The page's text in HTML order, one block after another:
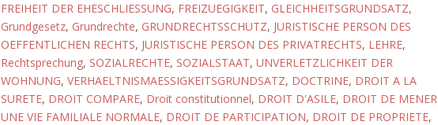
FREIHEIT DER EHESCHLIESSUNG, FREIZUEGIGKEIT, GLEICHHEITSGRUNDSATZ,
Grundgesetz, Grundrechte, GRUNDRECHTSSCHUTZ, JURISTISCHE PERSON DES
OEFFENTLICHEN RECHTS, JURISTISCHE PERSON DES PRIVATRECHTS, LEHRE,
Rechtsprechung, SOZIALRECHTE, SOZIALSTAAT, UNVERLETZLICHKEIT DER
WOHNUNG, VERHAELTNISMAESSIGKEITSGRUNDSATZ, DOCTRINE, DROIT A LA
SURETE, DROIT COMPARE, Droit constitutionnel, DROIT D'ASILE, DROIT DE MENER
UNE VIE FAMILIALE NORMALE, DROIT DE PARTICIPATION, DROIT DE PROPRIETE,